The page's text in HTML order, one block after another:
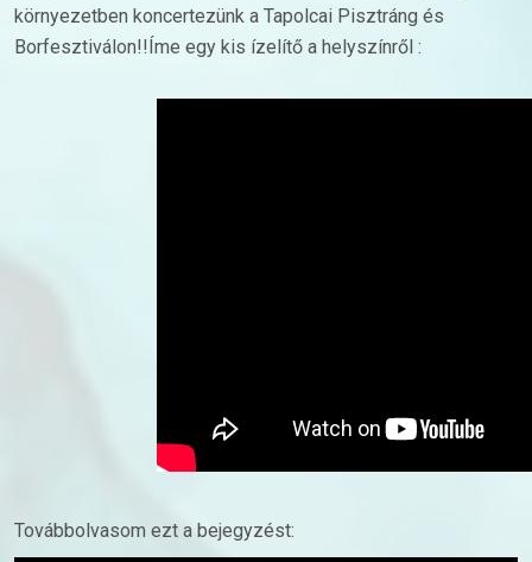
környezetben koncertezünk a Tapolcai Pisztráng és
Borfesztiválon!!Íme egy kis ízelítő a helyszínről :
Továbbolvasom ezt a bejegyzést: